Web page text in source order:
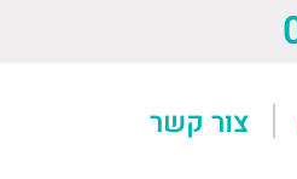
צור קשר